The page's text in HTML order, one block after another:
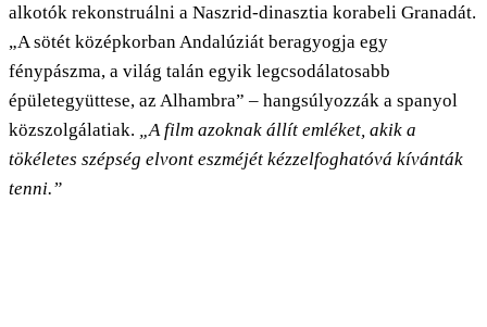
alkotók rekonstruálni a Naszrid-dinasztia korabeli Granadát.
„A sötét középkorban Andalúziát beragyogja egy
fénypászma, a világ talán egyik legcsodálatosabb
épületegyüttese, az Alhambra” – hangsúlyozzák a spanyol
közszolgálatiak.
„A film azoknak állít emléket, akik a
tökéletes szépség elvont eszméjét kézzelfoghatóvá kívánták
tenni.”